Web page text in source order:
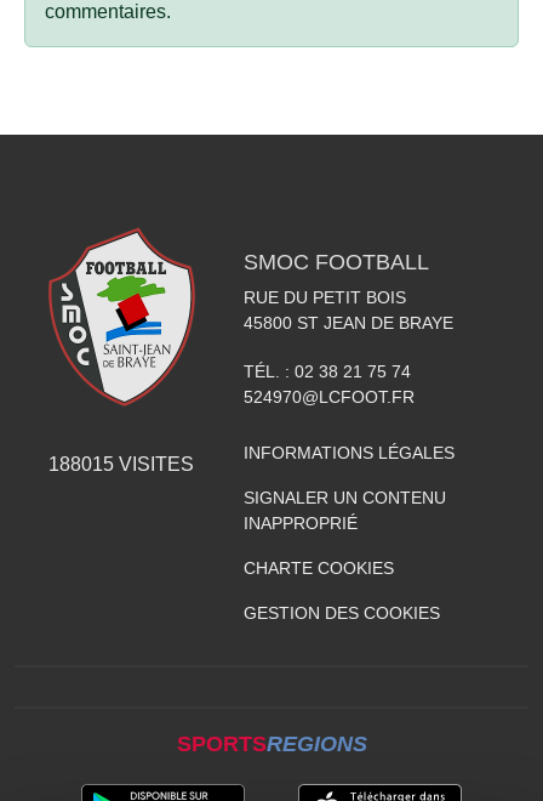
commentaires.
188015 VISITES
SMOC FOOTBALL
RUE DU PETIT BOIS
45800 ST JEAN DE BRAYE
TÉL. : 02 38 21 75 74
524970@LCFOOT.FR
INFORMATIONS LÉGALES
SIGNALER UN CONTENU
INAPPROPRIÉ
CHARTE COOKIES
GESTION DES COOKIES
SPORTSREGIONS